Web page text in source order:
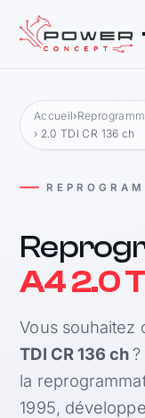
Accueil›
› 2.0 TDI CR 136 ch
A4 2.0
Vous souhaitez
TDI CR 136 ch
la
1995,